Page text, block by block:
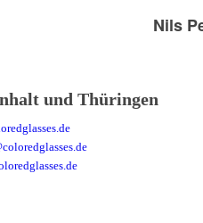
Nils
und Thüringen